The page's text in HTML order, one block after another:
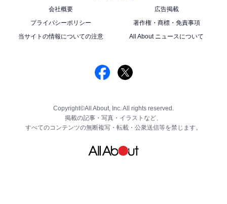
会社概要
広告掲載
プライバシーポリシー
著作権・商標・免責事項
当サイトの情報についての注意
All About ニュースについて
Copyright©All About, Inc. All rights reserved.
掲載の記事・写真・イラストなど、
すべてのコンテンツの無断複写・転載・公衆送信等を禁じます。